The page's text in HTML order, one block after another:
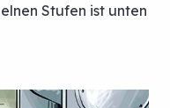
Stufen ist unten